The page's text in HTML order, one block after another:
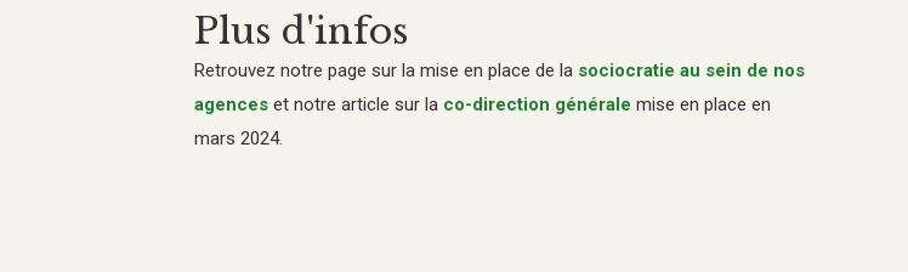
Plus d'infos
Retrouvez notre page sur la mise en place de la sociocratie au sein de nos
agences et notre article sur la co-direction générale mise en place en
mars 2024.